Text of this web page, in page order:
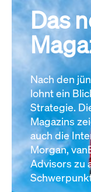
Das
Nach den
lohnt ein
Strategie.
Magazins
auch die
Morgan,
Advisors zu